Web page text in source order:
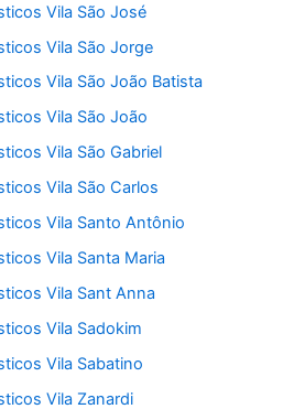
Vila São José
Vila São Jorge
Vila São João Batista
Vila São João
Vila São Gabriel
Vila São Carlos
Vila Santo Antônio
Vila Santa Maria
Vila Sant Anna
Vila Sadokim
Vila Sabatino
Vila Zanardi